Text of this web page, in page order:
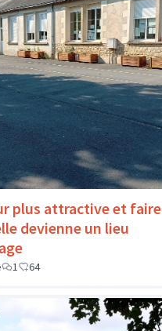
plus attractive et faire
devienne un lieu
1 64